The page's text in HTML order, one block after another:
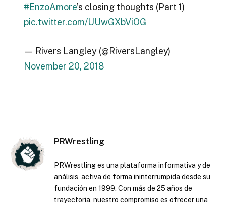
#EnzoAmore’s closing thoughts (Part 1)
pic.twitter.com/UUwGXbViOG
— Rivers Langley (@RiversLangley)
November 20, 2018
PRWrestling
PRWrestling es una plataforma informativa y de
análisis, activa de forma ininterrumpida desde su
fundación en 1999. Con más de 25 años de
trayectoria, nuestro compromiso es ofrecer una